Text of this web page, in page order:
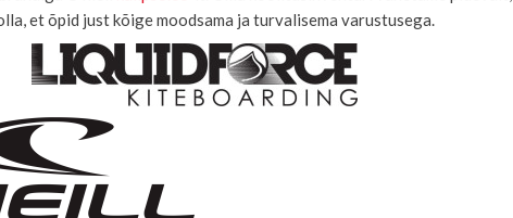
et õpid just kõige moodsama ja turvalisema varustusega.